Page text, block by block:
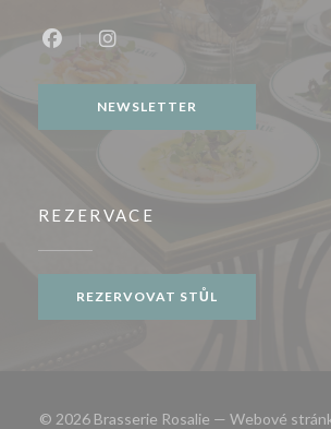
NEWSLETTER
REZERVACE
REZERVOVAT STŮL
© 2026 Brasserie Rosalie — Webové